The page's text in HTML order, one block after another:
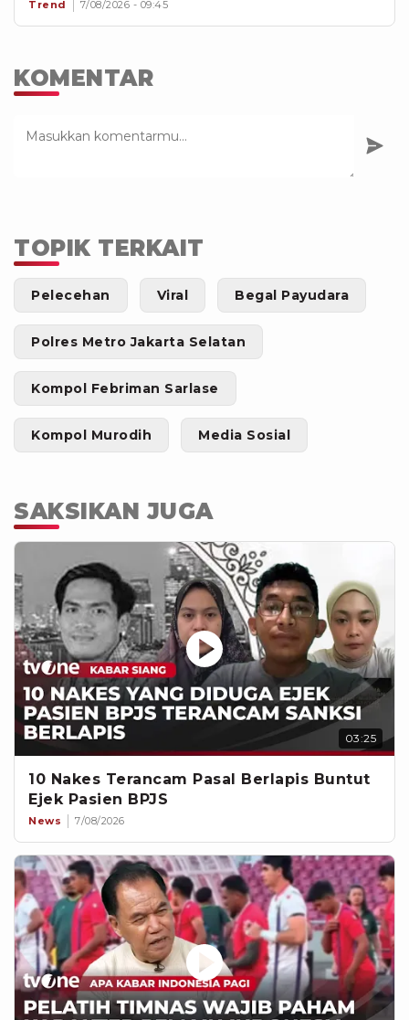
Trend 7/08/2026 - 09:45
KOMENTAR
TOPIK TERKAIT
Pelecehan Viral Begal Payudara
Polres Metro Jakarta Selatan
Kompol Febriman Sarlase
Kompol Murodih Media Sosial
SAKSIKAN JUGA
03:25
10 Nakes Terancam Pasal Berlapis Buntut
Ejek Pasien BPJS
News 7/08/2026